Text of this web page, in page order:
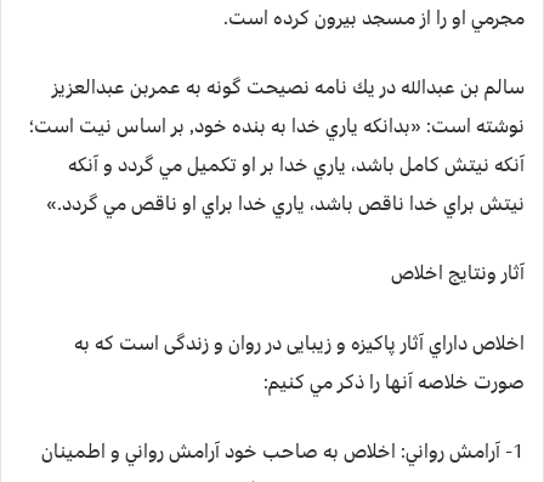
مجرمي او را از مسجد بيرون كرده است.
سالم بن عبدالله در يك نامه نصيحت گونه به عمربن عبدالعزيز
نوشته است: «بدانکه ياري خدا به بنده خود, بر اساس نيت است؛
آنكه نيتش كامل باشد، ياري خدا بر او تكميل مي گردد و آنكه
نيتش براي خدا ناقص باشد، ياري خدا براي او ناقص مي گردد.»
آثار ونتایج اخلاص
اخلاص داراي آثار پاكيزه و زيبایی در روان و زندگی است كه به
صورت خلاصه آنها را ذكر مي كنيم:
1- آرامش رواني:
اخلاص به صاحب خود آرامش رواني و اطمينان